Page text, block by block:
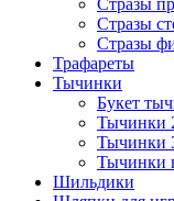
Стразы
Стразы
Стразы
Трафареты
Тычинки
Букет
Тычинки
Тычинки
Тычинки
Шильдики